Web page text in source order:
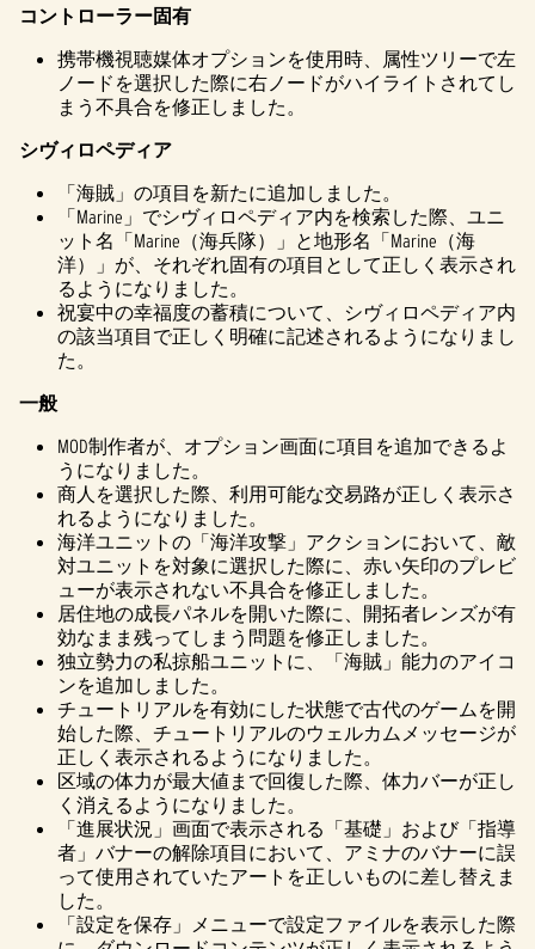
コントローラー固有
携帯機視聴媒体オプションを使用時、属性ツリーで左
ノードを選択した際に右ノードがハイライトされてし
まう不具合を修正しました。
シヴィロペディア
「海賊」の項目を新たに追加しました。
「Marine」でシヴィロペディア内を検索した際、ユニ
ット名「Marine（海兵隊）」と地形名「Marine（海
洋）」が、それぞれ固有の項目として正しく表示され
るようになりました。
祝宴中の幸福度の蓄積について、シヴィロペディア内
の該当項目で正しく明確に記述されるようになりまし
た。
一般
MOD制作者が、オプション画面に項目を追加できるよ
うになりました。
商人を選択した際、利用可能な交易路が正しく表示さ
れるようになりました。
海洋ユニットの「海洋攻撃」アクションにおいて、敵
対ユニットを対象に選択した際に、赤い矢印のプレビ
ューが表示されない不具合を修正しました。
居住地の成長パネルを開いた際に、開拓者レンズが有
効なまま残ってしまう問題を修正しました。
独立勢力の私掠船ユニットに、「海賊」能力のアイコ
ンを追加しました。
チュートリアルを有効にした状態で古代のゲームを開
始した際、チュートリアルのウェルカムメッセージが
正しく表示されるようになりました。
区域の体力が最大値まで回復した際、体力バーが正し
く消えるようになりました。
「進展状況」画面で表示される「基礎」および「指導
者」バナーの解除項目において、アミナのバナーに誤
って使用されていたアートを正しいものに差し替えま
した。
「設定を保存」メニューで設定ファイルを表示した際